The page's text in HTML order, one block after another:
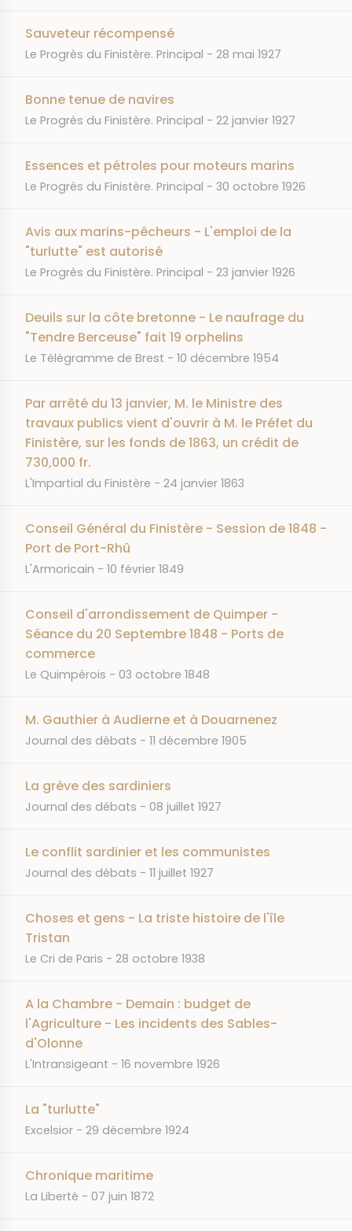
Sauveteur récompensé
JOURNAL
Le Progrès du Finistère. Principal DATE
28 mai 1927
Bonne tenue de navires
JOURNAL
Le Progrès du Finistère. Principal DATE
22 janvier 1927
Essences et pétroles pour moteurs marins
JOURNAL
Le Progrès du Finistère. Principal DATE
30 octobre 1926
Avis aux marins-pêcheurs - L'emploi de la
"turlutte" est autorisé
JOURNAL
Le Progrès du Finistère. Principal DATE
23 janvier 1926
Deuils sur la côte bretonne - Le naufrage du
"Tendre Berceuse" fait 19 orphelins
JOURNAL
Le Télégramme de Brest DATE
10 décembre 1954
Par arrêté du 13 janvier, M. le Ministre des
travaux publics vient d'ouvrir à M. le Préfet du
Finistère, sur les fonds de 1863, un crédit de
730,000 fr.
JOURNAL
L'Impartial du Finistère DATE
24 janvier 1863
Conseil Général du Finistère - Session de 1848 -
Port de Port-Rhû
JOURNAL
L'Armoricain DATE
10 février 1849
Conseil d'arrondissement de Quimper -
Séance du 20 Septembre 1848 - Ports de
commerce
JOURNAL
Le Quimpérois DATE
03 octobre 1848
M. Gauthier à Audierne et à Douarnenez
JOURNAL
Journal des débats DATE
11 décembre 1905
La grève des sardiniers
JOURNAL
Journal des débats DATE
08 juillet 1927
Le conflit sardinier et les communistes
JOURNAL
Journal des débats DATE
11 juillet 1927
Choses et gens - La triste histoire de l'île
Tristan
JOURNAL
Le Cri de Paris DATE
28 octobre 1938
A la Chambre - Demain : budget de
l'Agriculture - Les incidents des Sables-
d'Olonne
JOURNAL
L'Intransigeant DATE
16 novembre 1926
La "turlutte"
JOURNAL
Excelsior DATE
29 décembre 1924
Chronique maritime
JOURNAL
La Liberté DATE
07 juin 1872